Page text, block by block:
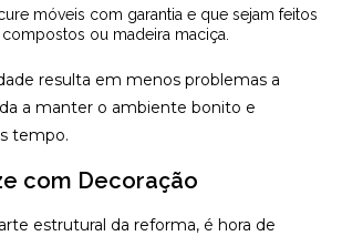
ou madeira maciça.
resulta em menos problemas a
a manter o ambiente bonito e
tempo.
com Decoração
estrutural da reforma, é hora de